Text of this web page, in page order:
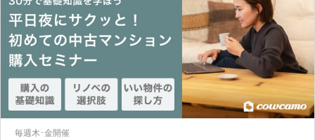
毎週木･金開催